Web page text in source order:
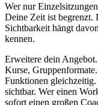
Wer nur
Deine Zeit ist begrenzt.
Sichtbarkeit hängt
kennen.
Erweitere dein
Kurse,
Funktionen gleichzeitig.
sichtbar. Wer einen
sofort einen großen